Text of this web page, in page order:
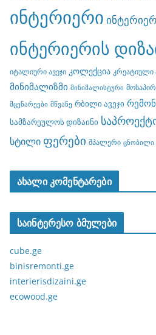
ინტერიერი
ინტერიერის
იტალიური ავეჯი კოლექცია კრეატიული
მინიმალიზმი მინიმალისტური
მცენარეები მწვანე რბილი ავეჯი
სამზარეულოს დიზაინი
სტილი ფერები შპალერი ცნობილი
ახალი კომენტარები
საინტერესო ბმულები
cube.ge
binisremonti.ge
interierisdizaini.ge
ecowood.ge